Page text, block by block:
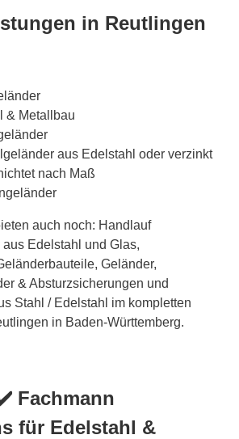
in Reutlingen
Metallbau
aus Edelstahl oder verzinkt
nach Maß
auch noch: Handlauf
Edelstahl und Glas,
Geländer,
& Absturzsicherungen und
Stahl / Edelstahl im kompletten
in Baden-Württemberg.
Fachmann
für Edelstahl &